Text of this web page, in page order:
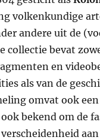
s
n
k
volkenkundige
andere uit de
collectie bevat
en
als van de
omvat ook
bekend om de